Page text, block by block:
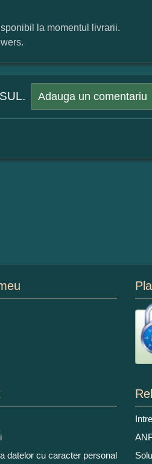
la momentul livrarii.
Adauga un comentariu
datelor cu caracter personal